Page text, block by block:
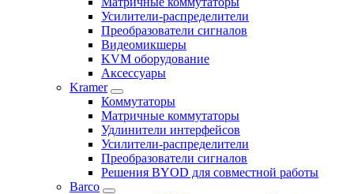
Усилители-распределители
Преобразователи сигналов
Видеомикшеры
KVM оборудование
Аксессуары
Kramer
Коммутаторы
Матричные коммутаторы
Удлинители интерфейсов
Усилители-распределители
Преобразователи сигналов
Решения BYOD для совместной работы
Barco